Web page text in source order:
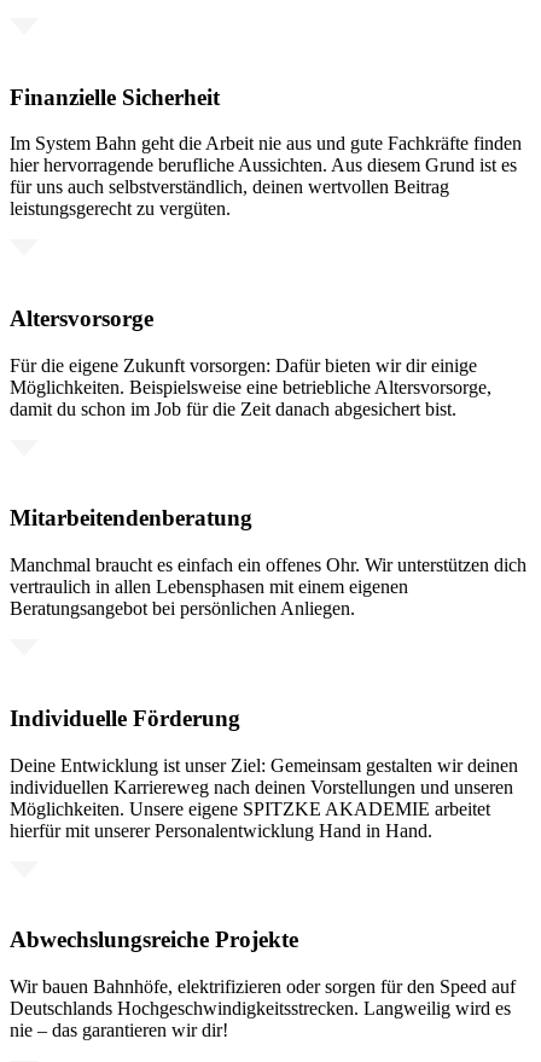
Finanzielle Sicherheit
Im System Bahn geht die Arbeit nie aus und gute Fachkräfte finden
hier hervorragende berufliche Aussichten. Aus diesem Grund ist es
für uns auch selbstverständlich, deinen wertvollen Beitrag
leistungsgerecht zu vergüten.
Altersvorsorge
Für die eigene Zukunft vorsorgen: Dafür bieten wir dir einige
Möglichkeiten. Beispielsweise eine betriebliche Altersvorsorge,
damit du schon im Job für die Zeit danach abgesichert bist.
Mitarbeitendenberatung
Manchmal braucht es einfach ein offenes Ohr. Wir unterstützen dich
vertraulich in allen Lebensphasen mit einem eigenen
Beratungsangebot bei persönlichen Anliegen.
Individuelle Förderung
Deine Entwicklung ist unser Ziel: Gemeinsam gestalten wir deinen
individuellen Karriereweg nach deinen Vorstellungen und unseren
Möglichkeiten. Unsere eigene SPITZKE AKADEMIE arbeitet
hierfür mit unserer Personalentwicklung Hand in Hand.
Abwechslungsreiche Projekte
Wir bauen Bahnhöfe, elektrifizieren oder sorgen für den Speed auf
Deutschlands Hochgeschwindigkeitsstrecken. Langweilig wird es
nie – das garantieren wir dir!